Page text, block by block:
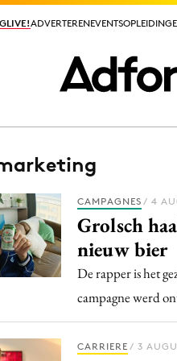
ADVERTERENEVENTS
ADVERTERENEVENTS
app
CAMPAGNES / 4
Grolsch
nieuw bier
De rapper is het
campagne werd
CARRIERE / 3